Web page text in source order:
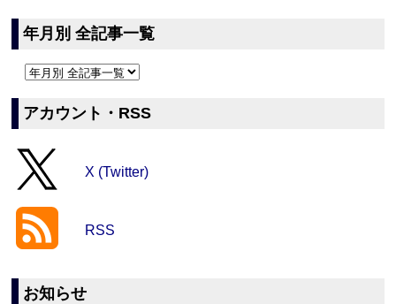
年月別 全記事一覧
アカウント・RSS
X (Twitter)
RSS
お知らせ